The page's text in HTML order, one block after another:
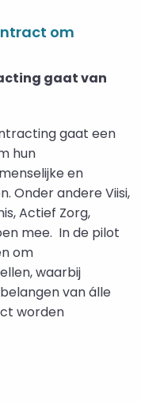
om
gaat van
gaat een
hun
en
Onder andere Viisi,
Actief Zorg,
mee. In de pilot
om
waarbij
van álle
worden